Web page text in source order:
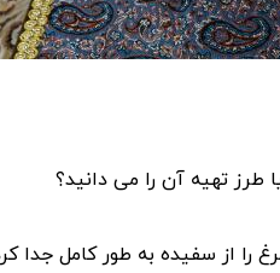
طرز تهیه آن را می دانید؟
را از سفیده به طور کامل جدا